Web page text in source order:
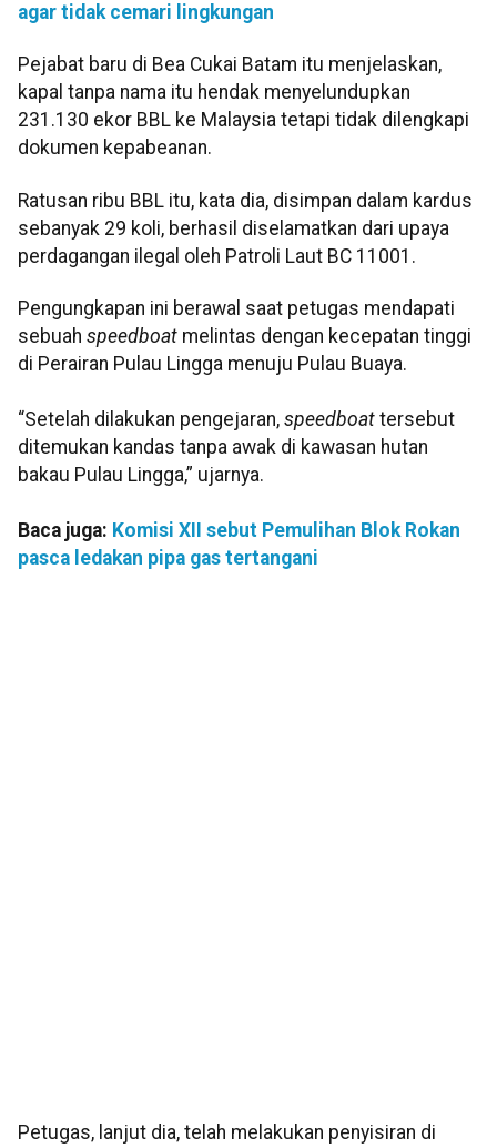
agar tidak cemari lingkungan
Pejabat baru di Bea Cukai Batam itu menjelaskan,
kapal tanpa nama itu hendak menyelundupkan
231.130 ekor BBL ke Malaysia tetapi tidak dilengkapi
dokumen kepabeanan.
Ratusan ribu BBL itu, kata dia, disimpan dalam kardus
sebanyak 29 koli, berhasil diselamatkan dari upaya
perdagangan ilegal oleh Patroli Laut BC 11001.
Pengungkapan ini berawal saat petugas mendapati
sebuah speedboat melintas dengan kecepatan tinggi
di Perairan Pulau Lingga menuju Pulau Buaya.
“Setelah dilakukan pengejaran, speedboat tersebut
ditemukan kandas tanpa awak di kawasan hutan
bakau Pulau Lingga,” ujarnya.
Baca juga: Komisi XII sebut Pemulihan Blok Rokan
pasca ledakan pipa gas tertangani
Petugas, lanjut dia, telah melakukan penyisiran di